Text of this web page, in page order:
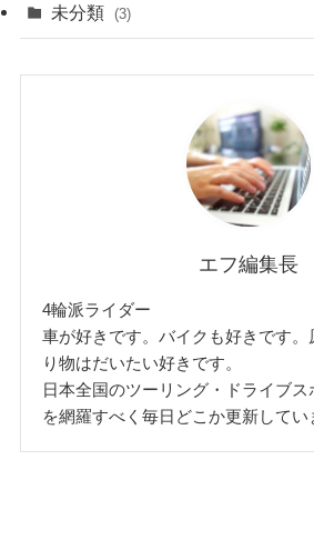
未分類 (3)
エフ編集長
4輪派ライダー
車が好きです。バイクも好きです
り物はだいたい好きです。
日本全国のツーリング・ドライブ
を網羅すべく毎日どこか更新してい